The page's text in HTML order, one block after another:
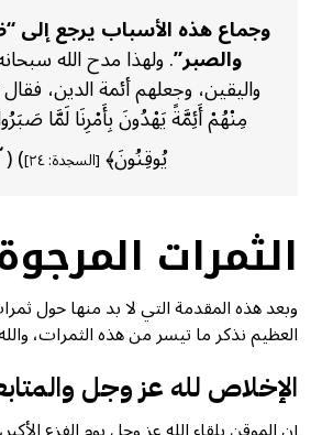
وجماع هذه الأسباب يرجع إلى
والصبر”. ولهذا مدح الله
واليقين، وجعلهم أئمة الدين،
مِنْهُمْ أَئِمَّةً يَهْدُونَ بِأَمْرِنَا لَمَّا صَبَرُوا
يُوقِنُونَ﴾ [السجدة: ٢٤] ) (
الثمرات
وبعد هذه المقدمة التي لا بد منها حول
العظيم نذكر ما تيسر من هذه الثمرات،
الإخلاص لله عز وجل